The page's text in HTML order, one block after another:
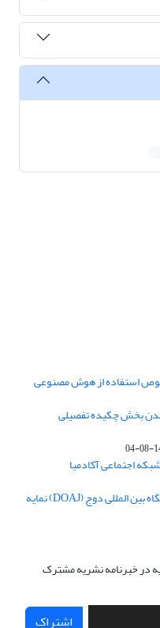
استفاده از هوش مصنوعی
بخش چکیده تفصیلی
اجتماعی آکادمیا
فصلنامه علمی "علوم و فنون نظامی" در پایگاه بین المللی دوج (DOAJ) نمایه
در خبرنامه نشریه مشترک
اشتراک